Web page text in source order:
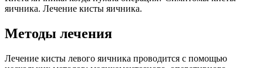
яичника. Лечение кисты яичника.
Методы лечения
Лечение кисты левого яичника проводится с помощью